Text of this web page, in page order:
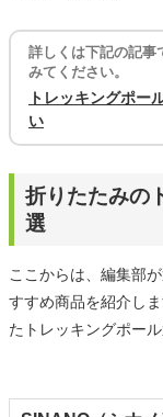
詳しくは下記の記事
みてください。
トレッキングポー
い
折りたたみの
選
ここからは、編集部
すすめ商品を紹介し
たトレッキングポー